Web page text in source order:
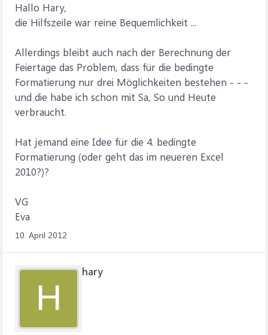
Hallo Hary,
die Hilfszeile war reine Bequemlichkeit ...
Allerdings bleibt auch nach der Berechnung der
Feiertage das Problem, dass für die bedingte
Formatierung nur drei Möglichkeiten bestehen - - -
und die habe ich schon mit Sa, So und Heute
verbraucht.
Hat jemand eine Idee für die 4. bedingte
Formatierung (oder geht das im neueren Excel
2010?)?
VG
Eva
10. April 2012
H
hary